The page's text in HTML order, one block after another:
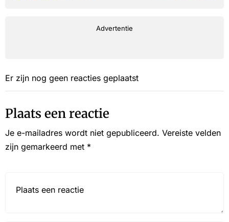
Advertentie
Er zijn nog geen reacties geplaatst
Plaats een reactie
Je e-mailadres wordt niet gepubliceerd. Vereiste velden
zijn gemarkeerd met *